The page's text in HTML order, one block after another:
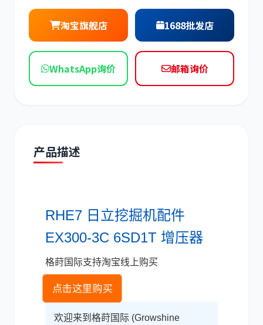
斗山
淘宝旗舰店 1688批发店
WhatsApp询价 邮箱询价
产品描述
RHE7 日立挖掘机配件
EX300-3C 6SD1T 增压器
格莳国际支持淘宝线上购买
点击这里购买
欢迎来到格莳国际 (Growshine